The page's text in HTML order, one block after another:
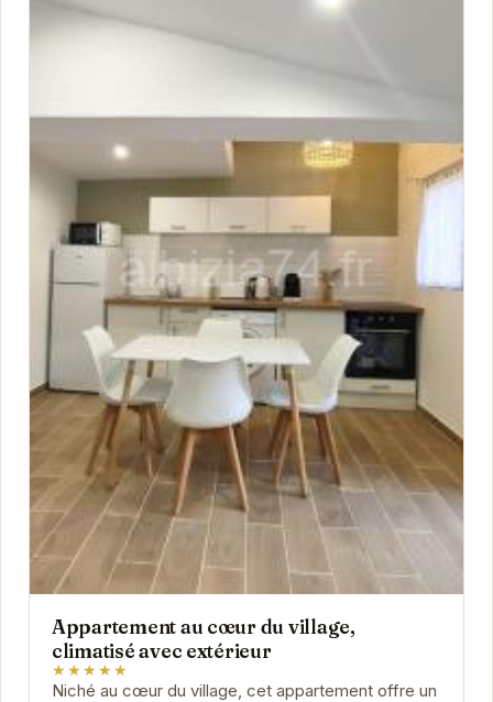
Appartement au cœur du village,
climatisé avec extérieur
★★★★★
Niché au cœur du village, cet appartement offre un